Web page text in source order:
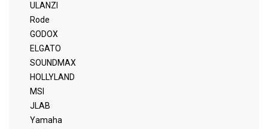
ULANZI
Rode
GODOX
ELGATO
SOUNDMAX
HOLLYLAND
MSI
JLAB
Yamaha